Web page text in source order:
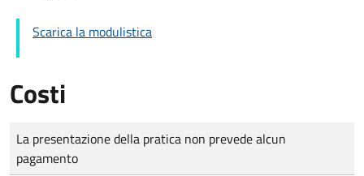
Scarica la modulistica
Costi
Tipo di pagamento
Importo
La presentazione della pratica non prevede alcun
pagamento